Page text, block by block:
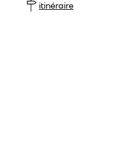
itinéraire